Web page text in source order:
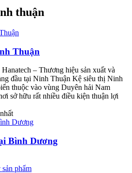
thuận
Thuận
– Thương hiệu sản xuất và
đầu tại Ninh Thuận Kệ siêu thị Ninh
thuộc vào vùng Duyên hải Nam
sở hữu rất nhiều điều kiện thuận lợi
Bình Dương